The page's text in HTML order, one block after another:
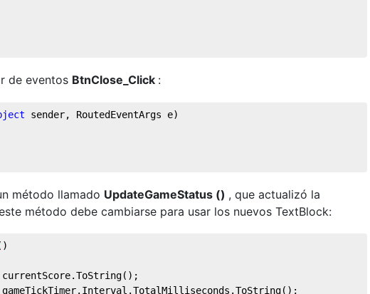
de eventos BtnClose_Click :
sender, RoutedEventArgs e)
método llamado UpdateGameStatus () , que actualizó la
método debe cambiarse para usar los nuevos TextBlock:
)
gameTickTimer.Interval.TotalMilliseconds.ToString();